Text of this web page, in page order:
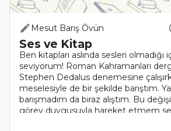
Mesut Barış Övün
Ses ve Kitap
Ben kitapları aslında sesleri olmadığı
seviyorum! Roman Kahramanları
Stephen Dedalus denemesine
meselesiyle de bir şekilde barıştım.
barışmadım da biraz alıştım. Bu
görev duygusuyla hareket etmem